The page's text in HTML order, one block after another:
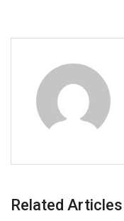
Related Articles